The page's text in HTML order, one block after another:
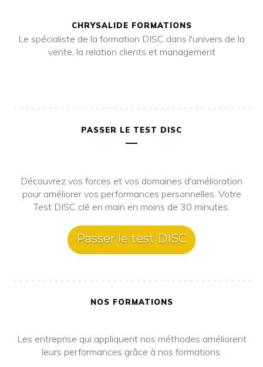
CHRYSALIDE FORMATIONS
Le spécialiste de la formation DISC dans l'univers de la
vente, la relation clients et management
PASSER LE TEST DISC
Découvrez vos forces et vos domaines d'amélioration
pour améliorer vos performances personnelles. Votre
Test DISC clé en main en moins de 30 minutes.
Passer le test DISC
NOS FORMATIONS
Les entreprise qui appliquent nos méthodes améliorent
leurs performances grâce à nos formations.